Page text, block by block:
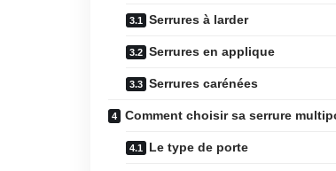
Serrures à larder
Serrures en applique
Serrures carénées
Comment choisir sa serrure
Le type de porte